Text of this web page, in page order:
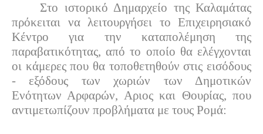
Στο ιστορικό Δημαρχείο της Καλαμάτας
πρόκειται να λειτουργήσει το Επιχειρησιακό
Κέντρο για την καταπολέμηση της
παραβατικότητας, από το οποίο θα ελέγχονται
οι κάμερες που θα τοποθετηθούν στις εισόδους
- εξόδους των χωριών των Δημοτικών
Ενότητων Αρφαρών, Αριος και Θουρίας, που
αντιμετωπίζουν προβλήματα με τους Ρομά: